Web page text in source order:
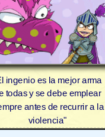
ingenio es la mejor arma
todas y se debe emplear
antes de recurrir a la
violencia"